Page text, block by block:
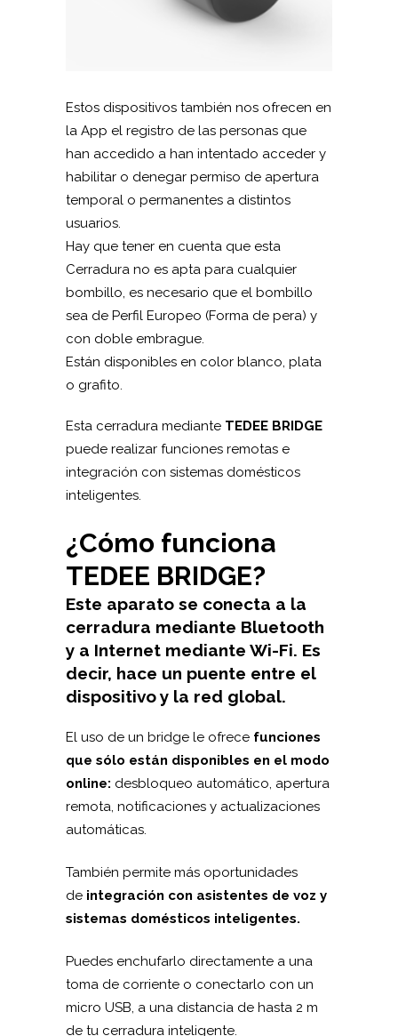
Estos dispositivos también nos ofrecen en
la App el registro de las personas que
han accedido a han intentado acceder y
habilitar o denegar permiso de apertura
temporal o permanentes a distintos
usuarios.
Hay que tener en cuenta que esta
Cerradura no es apta para cualquier
bombillo, es necesario que el bombillo
sea de Perfil Europeo (Forma de pera) y
con doble embrague.
Están disponibles en color blanco, plata
o grafito.
Esta cerradura mediante TEDEE BRIDGE
puede realizar funciones remotas e
integración con sistemas domésticos
inteligentes.
¿Cómo funciona
TEDEE BRIDGE?
Este aparato se conecta a la
cerradura mediante Bluetooth
y a Internet mediante Wi-Fi. Es
decir, hace un puente entre el
dispositivo y la red global.
El uso de un bridge le ofrece funciones
que sólo están disponibles en el modo
online: desbloqueo automático, apertura
remota, notificaciones y actualizaciones
automáticas.
También permite más oportunidades
de integración con asistentes de voz y
sistemas domésticos inteligentes.
Puedes enchufarlo directamente a una
toma de corriente o conectarlo con un
micro USB, a una distancia de hasta 2 m
de tu cerradura inteligente.